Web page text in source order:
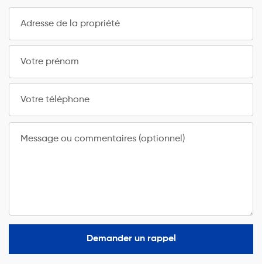
Adresse de la propriété
Votre prénom
Votre téléphone
Message ou commentaires (optionnel)
Demander un rappel